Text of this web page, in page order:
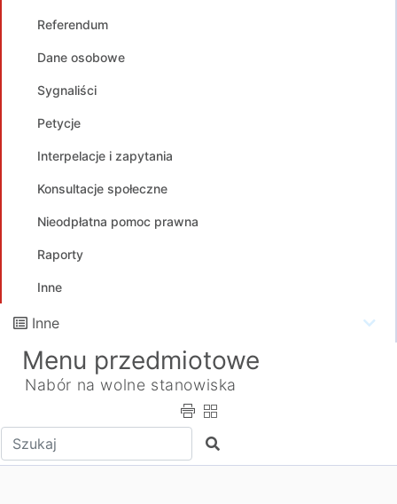
Referendum
Dane osobowe
Sygnaliści
Petycje
Interpelacje i zapytania
Konsultacje społeczne
Nieodpłatna pomoc prawna
Raporty
Inne
Inne
Menu przedmiotowe
Nabór na wolne stanowiska
Wpisz tekst do wyszukania Szukaj